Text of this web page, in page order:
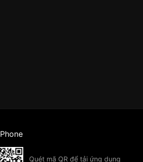
Phone
Quét mã QR để tải ứng dụng